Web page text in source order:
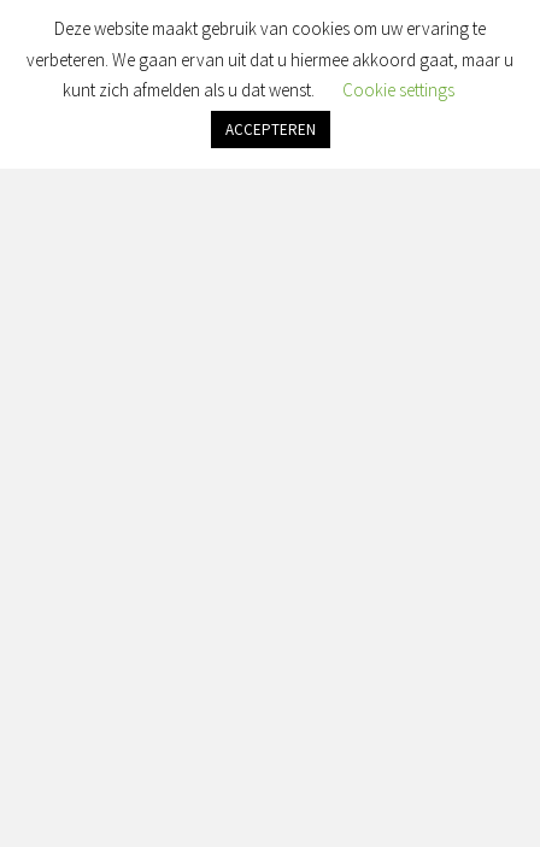
Deze website maakt gebruik van cookies om uw ervaring te
verbeteren. We gaan ervan uit dat u hiermee akkoord gaat, maar u
kunt zich afmelden als u dat wenst.
Cookie settings
ACCEPTEREN